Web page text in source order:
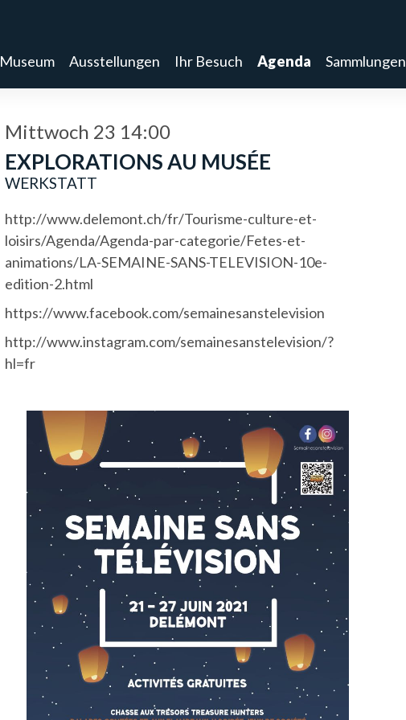
Museum Ausstellungen Ihr Besuch Agenda Sammlungen
Mittwoch 23 14:00
EXPLORATIONS AU MUSÉE
WERKSTATT
http://www.delemont.ch/fr/Tourisme-culture-et-
loisirs/Agenda/Agenda-par-categorie/Fetes-et-
animations/LA-SEMAINE-SANS-TELEVISION-10e-
edition-2.html
https://www.facebook.com/semainesanstelevision
http://www.instagram.com/semainesanstelevision/?
hl=fr